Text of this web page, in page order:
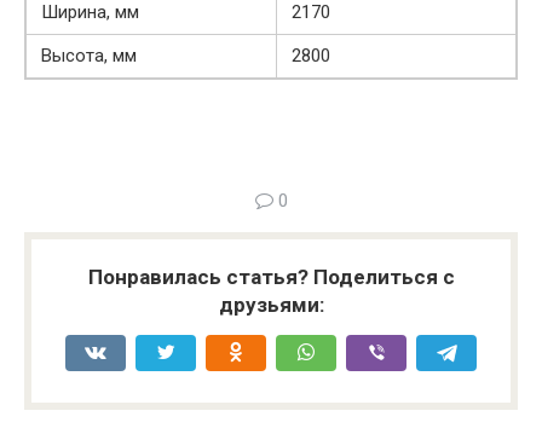
Ширина, мм
2170
Высота, мм
2800
0
Понравилась статья? Поделиться с
друзьями: